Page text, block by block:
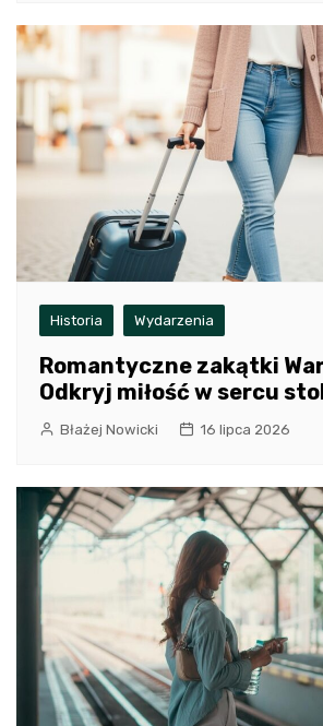
Historia Wydarzenia
Romantyczne zakątki
Odkryj miłość w sercu
Błażej Nowicki 16 lipca 2026